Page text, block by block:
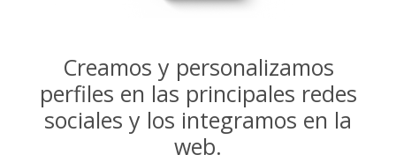
Creamos y personalizamos
perfiles en las principales redes
sociales y los integramos en la
web.